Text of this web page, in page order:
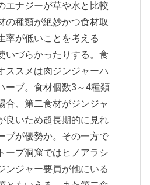
エナジーが草や水と比較
の種類が絶妙かつ食材取
率が低いことを考える
いづらかったりする。食
ススメは肉ジンジャーハ
ーブ。食材個数3～4種類
合、第二食材がジンジャ
良いため超長期的に見れ
ブが優勢か。その一方で
ープ洞窟ではヒノアラシ
ンジャー要員が他にいる